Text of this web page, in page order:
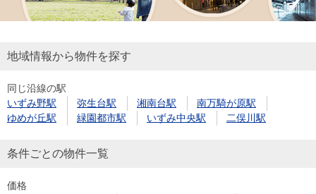
を
す
購入向け
サービス
住宅ロー
ンシミュ
住まい1プ
ラス（お
売却向け
周辺相場
住まい1プ
住まいと
暮らしの
税金の本
売却ガイ
ド
地域情報から物件を探す
同じ沿線の駅
いずみ野駅
弥生台駅 湘南台駅
南万騎が原駅
ゆめが丘駅
緑園都市駅 いずみ中央駅 二俣川駅
条件ごとの物件一覧
価格